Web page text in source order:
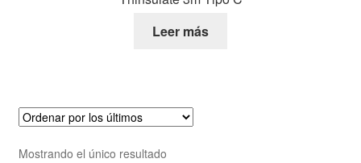
Leer más
Mostrando el único resultado